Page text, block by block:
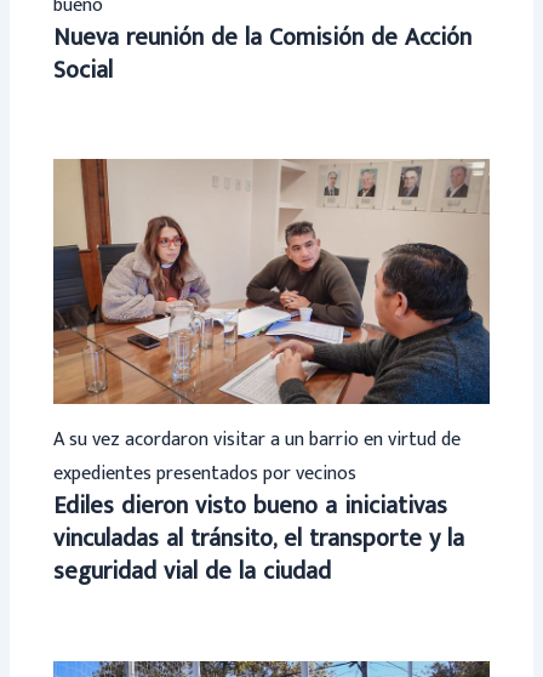
Nueva reunión de la Comisión de Acción
Social
A su vez acordaron visitar a un barrio en virtud de
expedientes presentados por vecinos
Ediles dieron visto bueno a iniciativas
vinculadas al tránsito, el transporte y la
seguridad vial de la ciudad